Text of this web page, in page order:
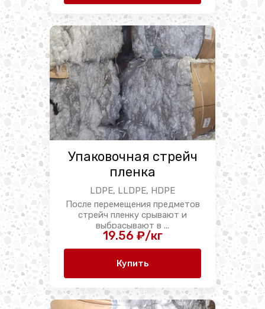
Упаковочная стрейч
пленка
LDPE, LLDPE, HDPE
После перемещения предметов
стрейч пленку срывают и
выбрасывают в ...
19.56 ₽/кг
Купить